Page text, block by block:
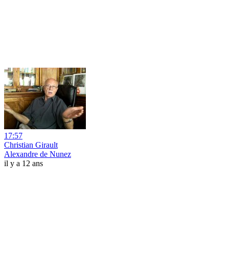
17:57
Christian Girault
Alexandre de Nunez
il y a 12 ans